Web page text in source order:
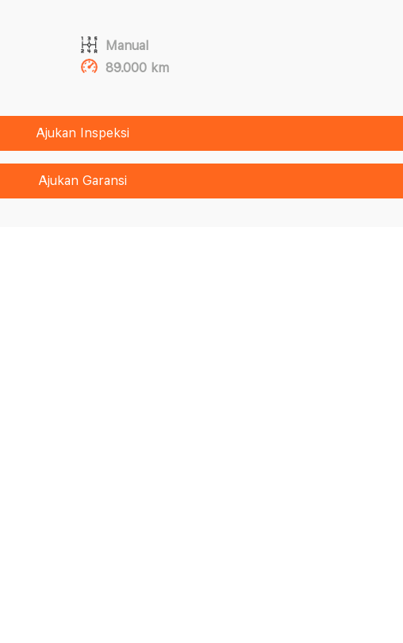
Manual
89.000 km
Ajukan Inspeksi
Ajukan Garansi